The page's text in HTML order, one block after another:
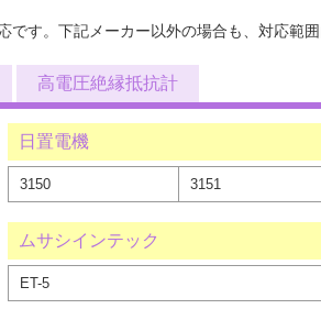
す。下記メーカー以外の場合も、対応範
高電圧絶縁抵抗計
日置電機
3150 3151
ムサシインテック
ET-5